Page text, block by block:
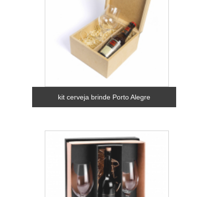
kit cerveja brinde Porto Alegre